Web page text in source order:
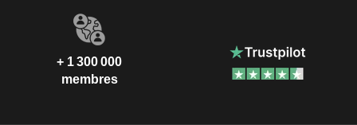
+ 1 300 000
membres